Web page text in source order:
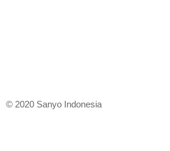
© 2020 Sanyo Indonesia